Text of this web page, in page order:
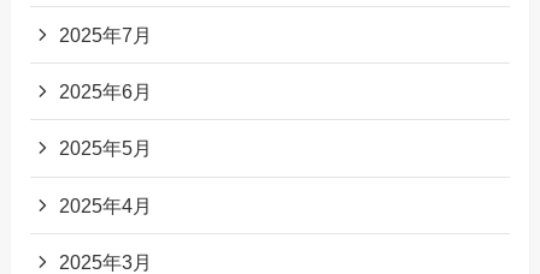
2025年7月
2025年6月
2025年5月
2025年4月
2025年3月